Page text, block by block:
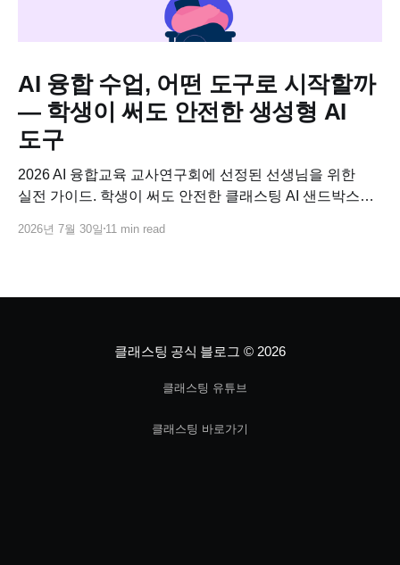
AI 융합 수업, 어떤 도구로 시작할까
— 학생이 써도 안전한 생성형 AI
도구
2026 AI 융합교육 교사연구회에 선정된 선생님을 위한
실전 가이드. 학생이 써도 안전한 클래스팅 AI 샌드박스로
코스웨어까지 연결하는 방법.
2026년 7월 30일 11 min read
클래스팅 공식 블로그 © 2026
클래스팅 유튜브
클래스팅 바로가기